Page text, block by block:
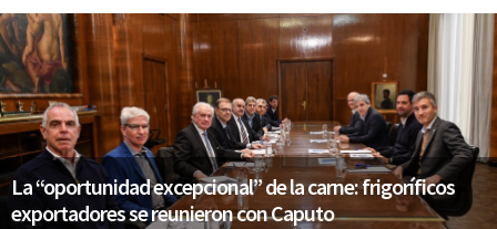
La “oportunidad excepcional” de la carne: frigoríficos
exportadores se reunieron con Caputo